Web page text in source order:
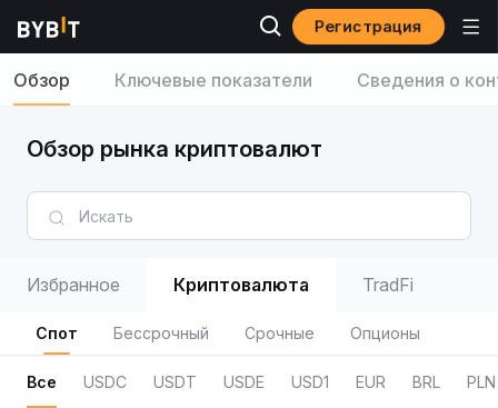
Регистрация
Обзор Ключевые показатели Сведения о
Обзор рынка криптовалют
Избранное Криптовалюта TradFi
Спот Бессрочный Срочные Опционы
Все USDC USDT USDE USD1 EUR BRL PLN